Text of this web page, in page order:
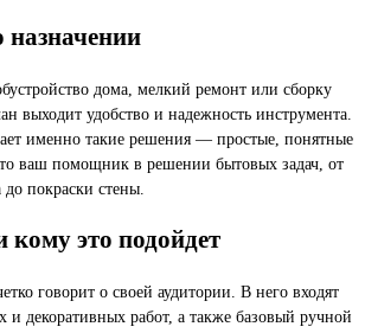
назначении
дома, мелкий ремонт или сборку
выходит удобство и надежность инструмента.
именно такие решения — простые, понятные
ваш помощник в решении бытовых задач, от
покраски стены.
кому это подойдет
говорит о своей аудитории. В него входят
декоративных работ, а также базовый ручной